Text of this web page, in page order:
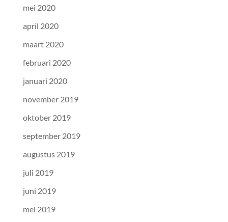
mei 2020
april 2020
maart 2020
februari 2020
januari 2020
november 2019
oktober 2019
september 2019
augustus 2019
juli 2019
juni 2019
mei 2019